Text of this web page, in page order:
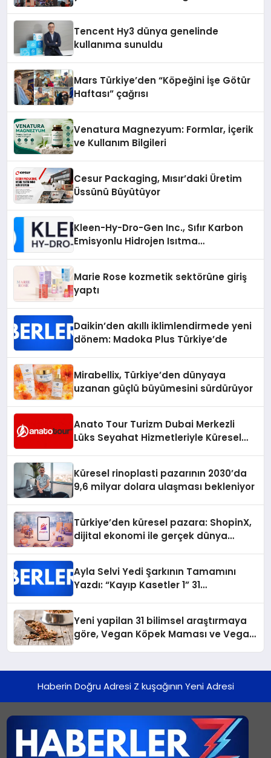
Tencent Hy3 dünya genelinde
kullanıma sunuldu
Mars Türkiye’den “Köpeğini İşe Götür
Haftası” çağrısı
Venatura Magnezyum: Formlar, İçerik
ve Kullanım Bilgileri
Cesur Packaging, Mısır’daki Üretim
Üssünü Büyütüyor
Kleen-Hy-Dro-Gen Inc., Sıfır Karbon
Emisyonlu Hidrojen Isıtma
Marie Rose kozmetik sektörüne giriş
yaptı
Daikin’den akıllı iklimlendirmede yeni
dönem: Madoka Plus Türkiye’de
Mirabellix, Türkiye’den dünyaya
uzanan güçlü büyümesini sürdürüyor
Anato Tour Turizm Dubai Merkezli
Lüks Seyahat Hizmetleriyle Küresel
Küresel rinoplasti pazarının 2030’da
9,6 milyar dolara ulaşması bekleniyor
Türkiye’den küresel pazara: ShopinX,
dijital ekonomi ile gerçek dünya
Ayla Selvi Yedi Şarkının Tamamını
Yazdı: “Kayıp Kasetler 1” 31
Yeni yapilan 31 bilimsel araştırmaya
göre, Vegan Köpek Maması ve Vegan
Haberin Doğru Adresi Z kuşağının Yeni Adresi